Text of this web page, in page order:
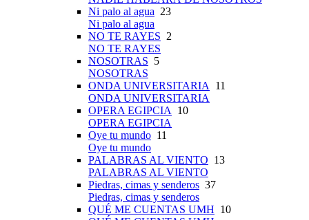
Ni palo al agua 23
Ni palo al agua
NO TE RAYES 2
NO TE RAYES
NOSOTRAS 5
NOSOTRAS
ONDA UNIVERSITARIA
11
ONDA UNIVERSITARIA
OPERA EGIPCIA
10
OPERA EGIPCIA
Oye tu mundo 11
Oye tu mundo
PALABRAS AL VIENTO 13
PALABRAS AL VIENTO
Piedras, cimas y senderos 37
Piedras, cimas y senderos
QUÉ ME CUENTAS UMH 10